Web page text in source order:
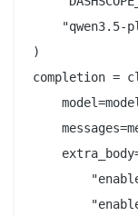
"qwen3.5-
)
completion =